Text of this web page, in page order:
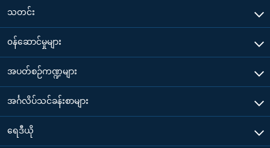
သတင်း
၀န်ဆောင်မှုများ
အပတ်စဉ်ကဏ္ဍများ
အင်္ဂလိပ်သင်ခန်းစာများ
ရေဒီယို